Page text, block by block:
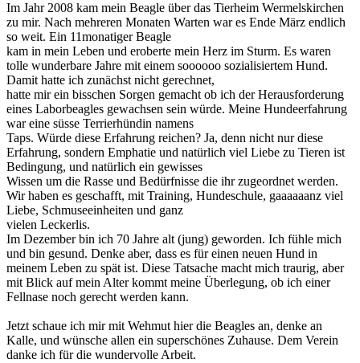
Im Jahr 2008 kam mein Beagle über das Tierheim Wermelskirchen
zu mir. Nach mehreren Monaten Warten war es Ende März endlich
so weit. Ein 11monatiger Beagle
kam in mein Leben und eroberte mein Herz im Sturm. Es waren
tolle wunderbare Jahre mit einem soooooo sozialisiertem Hund.
Damit hatte ich zunächst nicht gerechnet,
hatte mir ein bisschen Sorgen gemacht ob ich der Herausforderung
eines Laborbeagles gewachsen sein würde. Meine Hundeerfahrung
war eine süsse Terrierhündin namens
Taps. Würde diese Erfahrung reichen? Ja, denn nicht nur diese
Erfahrung, sondern Emphatie und natürlich viel Liebe zu Tieren ist
Bedingung, und natürlich ein gewisses
Wissen um die Rasse und Bedürfnisse die ihr zugeordnet werden.
Wir haben es geschafft, mit Training, Hundeschule, gaaaaaanz viel
Liebe, Schmuseeinheiten und ganz
vielen Leckerlis.
Im Dezember bin ich 70 Jahre alt (jung) geworden. Ich fühle mich
und bin gesund. Denke aber, dass es für einen neuen Hund in
meinem Leben zu spät ist. Diese Tatsache macht mich traurig, aber
mit Blick auf mein Alter kommt meine Überlegung, ob ich einer
Fellnase noch gerecht werden kann.
Jetzt schaue ich mir mit Wehmut hier die Beagles an, denke an
Kalle, und wünsche allen ein superschönes Zuhause. Dem Verein
danke ich für die wundervolle Arbeit.